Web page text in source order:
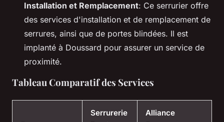
Installation et Remplacement: Ce serrurier offre
des services d'installation et de remplacement de
serrures, ainsi que de portes blindées. Il est
implanté à Doussard pour assurer un service de
proximité.
Tableau Comparatif des Services
Serrurerie
Alliance